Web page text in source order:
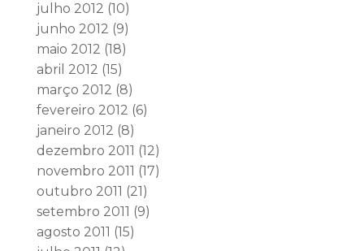
julho 2012 (10)
junho 2012 (9)
maio 2012 (18)
abril 2012 (15)
março 2012 (8)
fevereiro 2012 (6)
janeiro 2012 (8)
dezembro 2011 (12)
novembro 2011 (17)
outubro 2011 (21)
setembro 2011 (9)
agosto 2011 (15)